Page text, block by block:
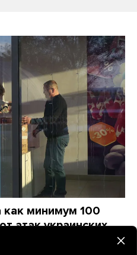
как минимум 100
атак украинских
убыточной